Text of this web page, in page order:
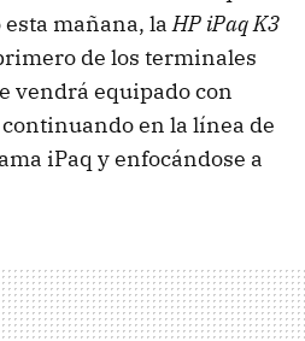
esta mañana, laHP iPaq K3
de los terminales
vendrá equipado con
en la línea de
iPaq y enfocándose a